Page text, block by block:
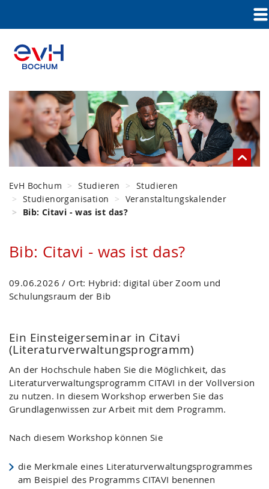
EvH Bochum Studieren
Studieren
Studienorganisation
Veranstaltungskalender
Bib: Citavi - was ist das?
Bib: Citavi - was ist das?
09.06.2026 / Ort: Hybrid: digital über Zoom und
Schulungsraum der Bib
Ein Einsteigerseminar in Citavi
(Literaturverwaltungsprogramm)
An der Hochschule haben Sie die Möglichkeit, das
Literaturverwaltungsprogramm CITAVI in der Vollversion
zu nutzen. In diesem Workshop erwerben Sie das
Grundlagenwissen zur Arbeit mit dem Programm.
Nach diesem Workshop können Sie
die Merkmale eines Literaturverwaltungsprogrammes
am Beispiel des Programms CITAVI benennen